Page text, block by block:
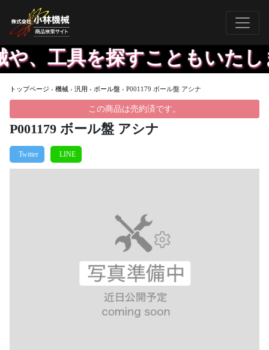
具を探すこともいたし
トップページ › 機械 › 汎用 › ボール盤 › P001179 ボール盤 アシナ
この商品は売約済です。
P001179 ボール盤 アシナ